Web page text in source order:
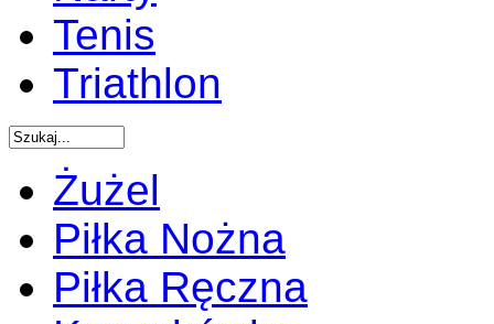
Tenis
Triathlon
Żużel
Piłka Nożna
Piłka Ręczna